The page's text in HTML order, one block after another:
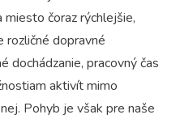
čoraz rýchlejšie,
rozličné dopravné
dochádzanie, pracovný čas
aktivít mimo
Pohyb je však pre naše